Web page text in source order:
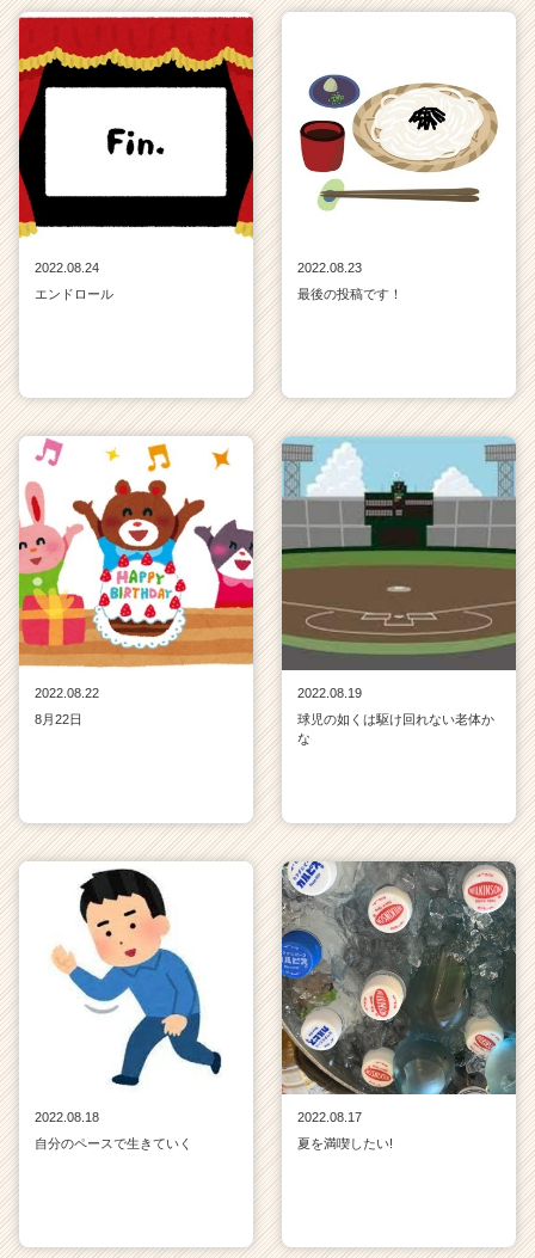
2022.08.24
エンドロール
2022.08.23
最後の投稿です！
2022.08.22
8月22日
2022.08.19
球児の如くは駆け回れない老体か
な
2022.08.18
自分のペースで生きていく
2022.08.17
夏を満喫したい!